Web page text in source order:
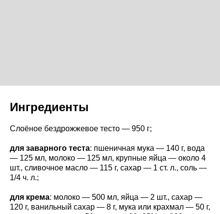
Ингредиенты
Слоёное бездрожжевое тесто — 950 г;
для заварного теста: пшеничная мука — 140 г, вода
— 125 мл, молоко — 125 мл, крупные яйца — около 4
шт., сливочное масло — 115 г, сахар — 1 ст. л., соль —
1/4 ч. л.;
для крема: молоко — 500 мл, яйца — 2 шт., сахар —
120 г, ванильный сахар — 8 г, мука или крахмал — 50 г,